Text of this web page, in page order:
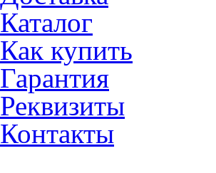
Каталог
Как купить
Гарантия
Реквизиты
Контакты